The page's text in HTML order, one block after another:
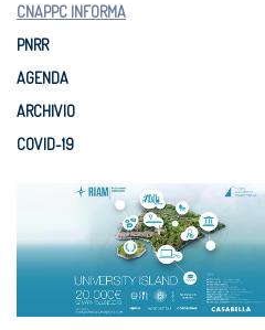
CNAPPC INFORMA
PNRR
AGENDA
ARCHIVIO
COVID-19